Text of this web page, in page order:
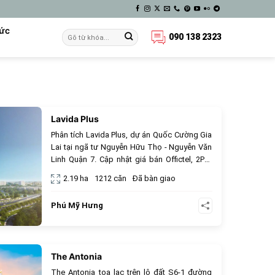
090 138 2323
Lavida Plus
Phân tích Lavida Plus, dự án Quốc Cường Gia
Lai tại ngã tư Nguyễn Hữu Thọ - Nguyễn Văn
Linh Quận 7. Cập nhật giá bán Offictel, 2PN,
2.19 ha 1212 căn Đã bàn giao
Phú Mỹ Hưng
The Antonia
The Antonia tọa lạc trên lô đất S6-1 đường